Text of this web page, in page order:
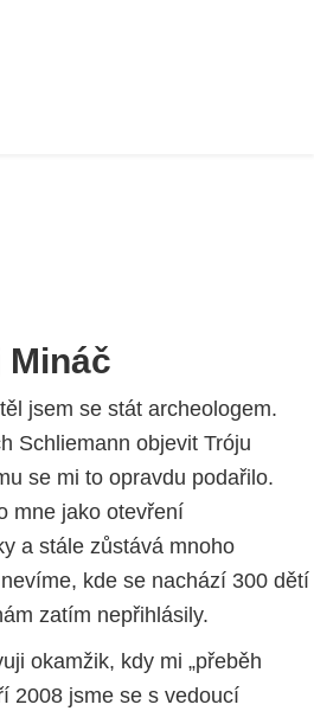
Mináč
jsem se stát archeologem.
Schliemann objevit Tróju
se mi to opravdu podařilo.
mne jako otevření
a stále zůstává mnoho
kde se nachází 300 dětí
zatím nepřihlásily.
okamžik, kdy mi „přeběh
2008 jsme se s vedoucí